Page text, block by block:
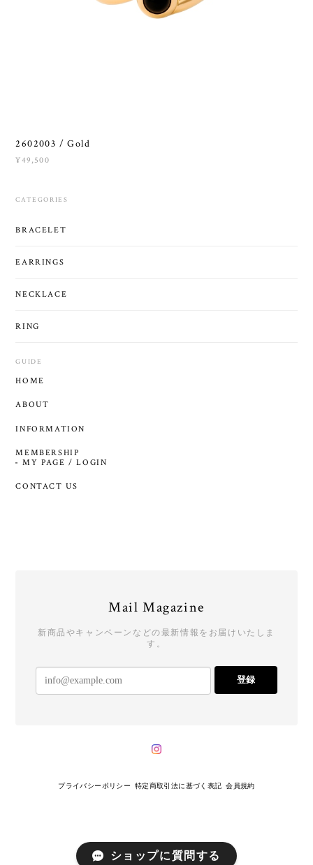
2602003 / Gold
¥49,500
CATEGORIES
BRACELET
EARRINGS
NECKLACE
RING
GUIDE
HOME
ABOUT
INFORMATION
MEMBERSHIP
MY PAGE / LOGIN
CONTACT US
Mail Magazine
新商品やキャンペーンなどの最新情報をお届けいたしま
す。
登録
プライバシーポリシー 特定商取引法に基づく表記 会員規約
ショップに質問する